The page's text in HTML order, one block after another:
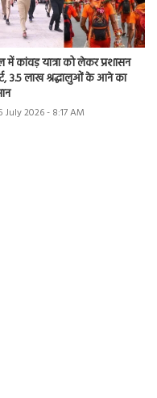
कांवड़ यात्रा को लेकर प्रशासन
3.5 लाख श्रद्धालुओं के आने का
July 2026 - 8:17 AM